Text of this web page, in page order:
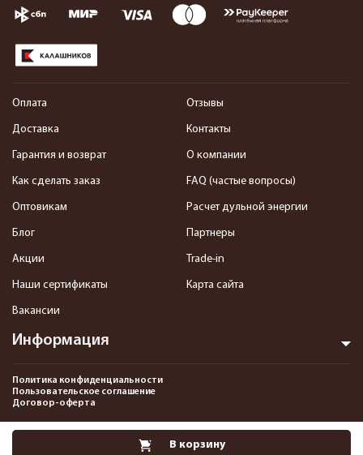
В корзину
Информация
Оплата
Доставка
Гарантия и возврат
Как сделать заказ
Оптовикам
Блог
Акции
Наши сертификаты
Вакансии
Отзывы
Контакты
О компании
FAQ (частые вопросы)
Расчет дульной энергии
Партнеры
Trade-in
Карта сайта
Политика конфиденциальности
Пользовательское соглашение
Договор-оферта
2013-2026 Интернет-магазин пневматики, страйкбола и снаряжения–
Pnevmat24.ru. Все права защищены.©